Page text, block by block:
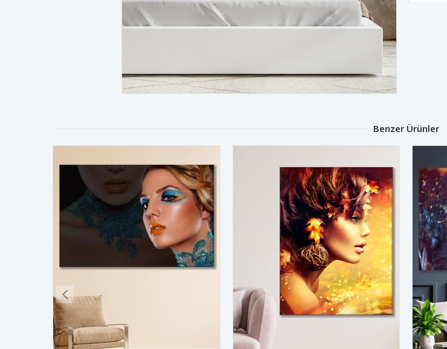
Benzer Ürünler